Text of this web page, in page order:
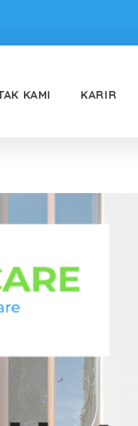
KAMI KARIR